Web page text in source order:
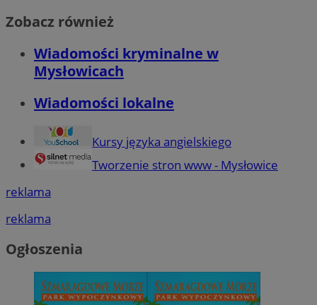
Zobacz również
Wiadomości kryminalne w
Mysłowicach
Wiadomości lokalne
Kursy języka angielskiego
Tworzenie stron www - Mysłowice
reklama
reklama
Ogłoszenia